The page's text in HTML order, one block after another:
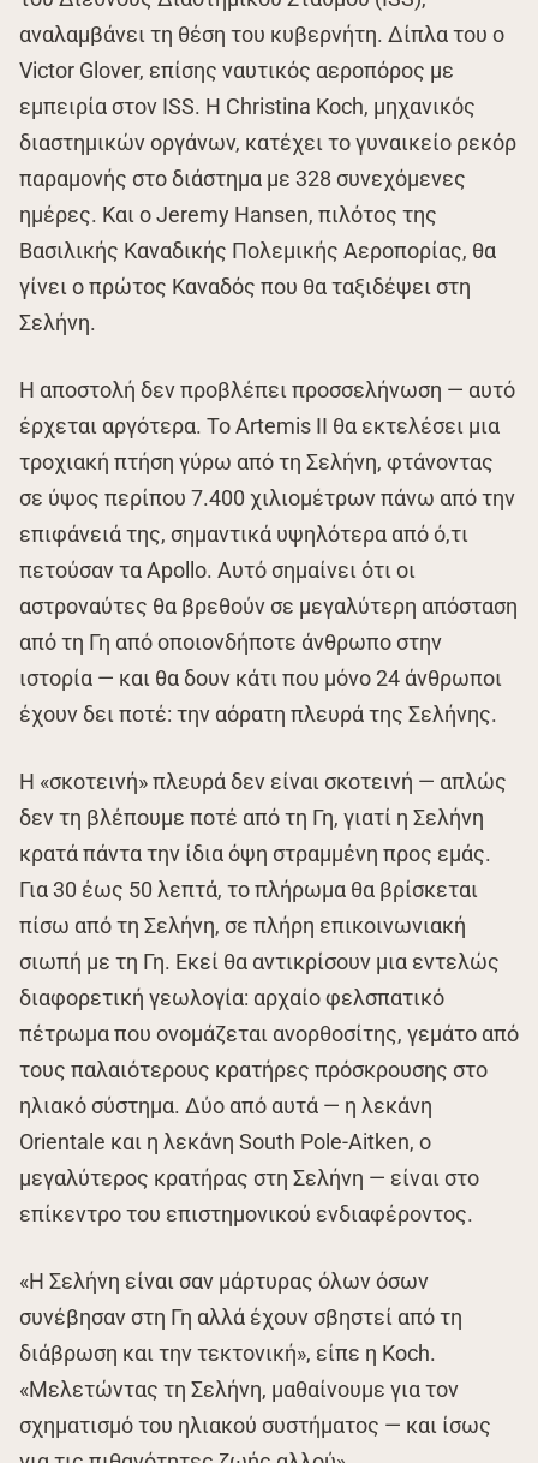
αναλαμβάνει τη θέση του κυβερνήτη. Δίπλα του ο
Victor Glover, επίσης ναυτικός αεροπόρος με
εμπειρία στον ISS. Η Christina Koch, μηχανικός
διαστημικών οργάνων, κατέχει το γυναικείο ρεκόρ
παραμονής στο διάστημα με 328 συνεχόμενες
ημέρες. Και ο Jeremy Hansen, πιλότος της
Βασιλικής Καναδικής Πολεμικής Αεροπορίας, θα
γίνει ο πρώτος Καναδός που θα ταξιδέψει στη
Σελήνη.
Η αποστολή δεν προβλέπει προσσελήνωση — αυτό
έρχεται αργότερα. Το Artemis II θα εκτελέσει μια
τροχιακή πτήση γύρω από τη Σελήνη, φτάνοντας
σε ύψος περίπου 7.400 χιλιομέτρων πάνω από την
επιφάνειά της, σημαντικά υψηλότερα από ό,τι
πετούσαν τα Apollo. Αυτό σημαίνει ότι οι
αστροναύτες θα βρεθούν σε μεγαλύτερη απόσταση
από τη Γη από οποιονδήποτε άνθρωπο στην
ιστορία — και θα δουν κάτι που μόνο 24 άνθρωποι
έχουν δει ποτέ: την αόρατη πλευρά της Σελήνης.
Η «σκοτεινή» πλευρά δεν είναι σκοτεινή — απλώς
δεν τη βλέπουμε ποτέ από τη Γη, γιατί η Σελήνη
κρατά πάντα την ίδια όψη στραμμένη προς εμάς.
Για 30 έως 50 λεπτά, το πλήρωμα θα βρίσκεται
πίσω από τη Σελήνη, σε πλήρη επικοινωνιακή
σιωπή με τη Γη. Εκεί θα αντικρίσουν μια εντελώς
διαφορετική γεωλογία: αρχαίο φελσπατικό
πέτρωμα που ονομάζεται ανορθοσίτης, γεμάτο από
τους παλαιότερους κρατήρες πρόσκρουσης στο
ηλιακό σύστημα. Δύο από αυτά — η λεκάνη
Orientale και η λεκάνη South Pole-Aitken, ο
μεγαλύτερος κρατήρας στη Σελήνη — είναι στο
επίκεντρο του επιστημονικού ενδιαφέροντος.
«Η Σελήνη είναι σαν μάρτυρας όλων όσων
συνέβησαν στη Γη αλλά έχουν σβηστεί από τη
διάβρωση και την τεκτονική», είπε η Koch.
«Μελετώντας τη Σελήνη, μαθαίνουμε για τον
σχηματισμό του ηλιακού συστήματος — και ίσως